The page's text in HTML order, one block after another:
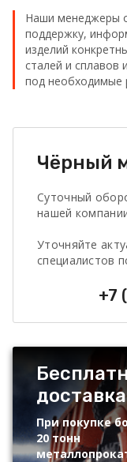
Наши менеджеры
поддержку,
изделий
сталей и сплавов
под необходимые
Чёрный
Суточный
нашей
Уточняйте
специалистов
+7
доставка
При покупке
20 тонн